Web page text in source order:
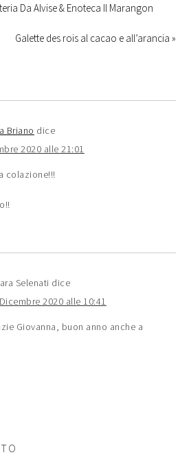
Da Alvise & Enoteca Il Marangon
Galette des rois al cacao e all’arancia »
Briano dice
2020 alle 21:01
colazione!!!
Selenati dice
2020 alle 10:41
Giovanna, buon anno anche a